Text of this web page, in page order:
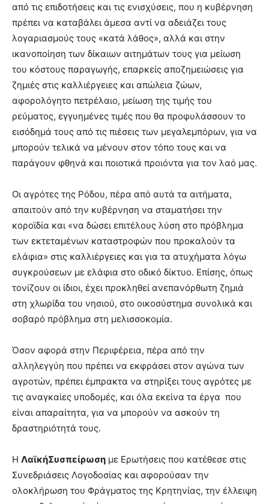
από τις επιδοτήσεις και τις ενισχύσεις, που η κυβέρνηση
πρέπει να καταβάλει άμεσα αντί να αδειάζει τους
λογαριασμούς τους «κατά λάθος», αλλά και στην
ικανοποίηση των δίκαιων αιτημάτων τους για μείωση
του κόστους παραγωγής, επαρκείς αποζημειώσεις για
ζημιές στις καλλιέργειες και απώλεια ζώων,
αφορολόγητο πετρέλαιο, μείωση της τιμής του
ρεύματος, εγγυημένες τιμές που θα προφυλάσσουν το
εισόδημά τους από τις πιέσεις των μεγαλεμπόρων, για να
μπορούν τελικά να μένουν στον τόπο τους και να
παράγουν φθηνά και ποιοτικά προιόντα για τον λαό μας.
Οι αγρότες της Ρόδου, πέρα από αυτά τα αιτήματα,
απαιτούν από την κυβέρνηση να σταματήσει την
κοροϊδία και «να δώσει επιτέλους λύση στο πρόβλημα
των εκτεταμένων καταστροφών που προκαλούν τα
ελάφια» στις καλλιέργειες και για τα ατυχήματα λόγω
συγκρούσεων με ελάφια στο οδικό δίκτυο. Επίσης, όπως
τονίζουν οι ίδιοι, έχει προκληθεί ανεπανόρθωτη ζημιά
στη χλωρίδα του νησιού, στο οικοσύστημα συνολικά και
σοβαρό πρόβλημα στη μελισσοκομία.
Όσον αφορά στην Περιφέρεια, πέρα από την
αλληλεγγύη που πρέπει να εκφράσει στον αγώνα των
αγροτών, πρέπει έμπρακτα να στηρίξει τους αγρότες με
τις αναγκαίες υποδομές, και όλα εκείνα τα έργα που
είναι απαραίτητα, για να μπορούν να ασκούν τη
δραστηριότητά τους.
Η ΛαϊκήΣυσπείρωση με Ερωτήσεις που κατέθεσε στις
Συνεδριάσεις Λογοδοσίας και αφορούσαν την
ολοκλήρωση του Φράγματος της Κρητηνίας, την έλλειψη